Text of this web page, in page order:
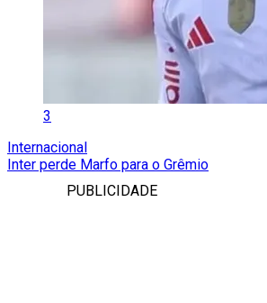
3
Internacional
Inter perde Marfo para o Grêmio
PUBLICIDADE